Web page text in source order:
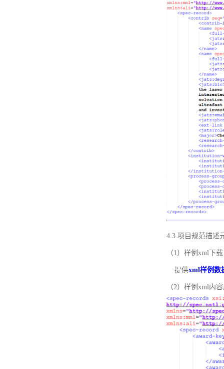
4.3 项目规范描述
（1）样例xml下载
提供xml样例数
（2）样例xml内